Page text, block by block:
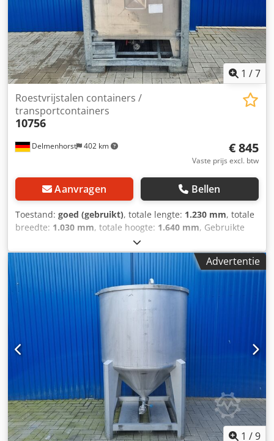
1 /7
Delmenhorst 402 km
Roestvrijstalen containers /
transportcontainers
10756
€ 845
Vaste prijs excl. btw
Aanvragen Bellen
Toestand: goed (gebruikt), totale lengte: 1.230 mm, totale
breedte: 1.030 mm, totale hoogte: 1.640 mm, Gebruikte
roestvrijstalen container / transportcontainer / IBC Laatste
gebruik: Chemicaliën Artikelnummer: 10756 Inhoud: 1000
liter Type: Verticaal in gegalvaniseerd stapelframe
Materiaal (natte delen): 1.4301 / AISI304 Mangat 400mm
Uitvoering: Enkelwandig Werkdruk volgens typeplaatje: 0,1
bar Afmetingen tank: Totale breedte: 1030mm Totale
lengte: 1230mm Totale hoogte: 1640mm Materialen:
Interieur: 1.4301 / AISI 304 Externe delen: Gegalvaniseerd
staal Dcodpjq Rc H Nefx Acdek Uitrusting: Typeplaatje: Ja
Uitloop diameter: 50mm Afstand afvoer tot vloer: 240mm
Advertentie
1 /9